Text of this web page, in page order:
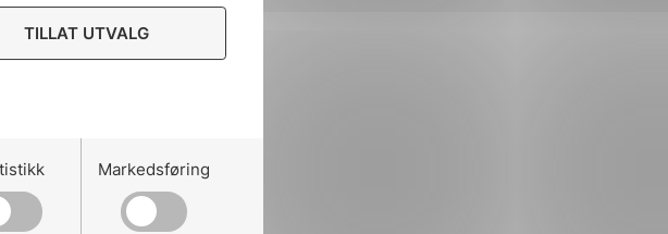
TILLAT UTVALG
Markedsføring